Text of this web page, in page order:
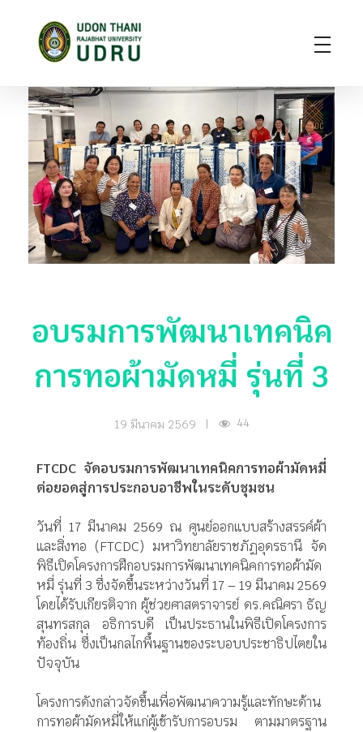
อบรมการพัฒนาเทคนิค
การทอผ้ามัดหมี่ รุ่นที่ 3
19 มีนาคม 2569 | 44
FTCDC จัดอบรมการพัฒนาเทคนิคการทอผ้ามัดหมี่
ต่อยอดสู่การประกอบอาชีพในระดับชุมชน
วันที่ 17 มีนาคม 2569 ณ ศูนย์ออกแบบสร้างสรรค์ผ้า
และสิ่งทอ (FTCDC) มหาวิทยาลัยราชภัฏอุดรธานี จัด
พิธีเปิดโครงการฝึกอบรมการพัฒนาเทคนิคการทอผ้ามัด
หมี่ รุ่นที่ 3 ซึ่งจัดขึ้นระหว่างวันที่ 17 – 19 มีนาคม 2569
โดยได้รับเกียรติจาก ผู้ช่วยศาสตราจารย์ ดร.คณิศรา ธัญ
สุนทรสกุล อธิการบดี เป็นประธานในพิธีเปิดโครงการ
ท้องถิ่น ซึ่งเป็นกลไกพื้นฐานของระบอบประชาธิปไตยใน
ปัจจุบัน
โครงการดังกล่าวจัดขึ้นเพื่อพัฒนาความรู้และทักษะด้าน
การทอผ้ามัดหมี่ให้แก่ผู้เข้ารับการอบรม ตามมาตรฐาน